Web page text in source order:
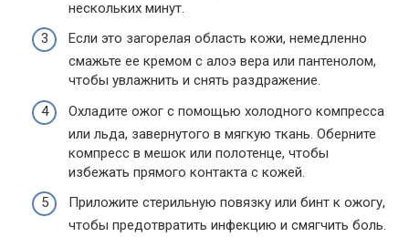
нескольких минут.
Если это загорелая область кожи, немедленно
смажьте ее кремом с алоэ вера или пантенолом,
чтобы увлажнить и снять раздражение.
Охладите ожог с помощью холодного компресса
или льда, завернутого в мягкую ткань. Оберните
компресс в мешок или полотенце, чтобы
избежать прямого контакта с кожей.
Приложите стерильную повязку или бинт к ожогу,
чтобы предотвратить инфекцию и смягчить боль.